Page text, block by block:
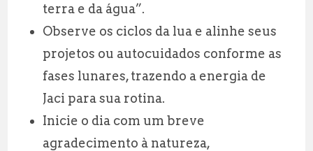
terra e da água”.
Observe os ciclos da lua e alinhe seus
projetos ou autocuidados conforme as
fases lunares, trazendo a energia de
Jaci para sua rotina.
Inicie o dia com um breve
agradecimento à natureza,